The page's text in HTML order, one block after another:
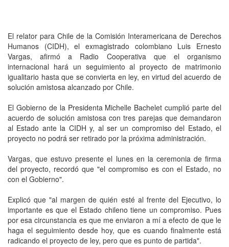
El relator para Chile de la Comisión Interamericana de Derechos
Humanos (CIDH), el exmagistrado colombiano Luis Ernesto
Vargas, afirmó a Radio Cooperativa que el organismo
internacional hará un seguimiento al proyecto de matrimonio
igualitario hasta que se convierta en ley, en virtud del acuerdo de
solución amistosa alcanzado por Chile.
El Gobierno de la Presidenta Michelle Bachelet cumplió parte del
acuerdo de solución amistosa con tres parejas que demandaron
al Estado ante la CIDH y, al ser un compromiso del Estado, el
proyecto no podrá ser retirado por la próxima administración.
Vargas, que estuvo presente el lunes en la ceremonia de firma
del proyecto, recordó que "el compromiso es con el Estado, no
con el Gobierno".
Explicó que "al margen de quién esté al frente del Ejecutivo, lo
importante es que el Estado chileno tiene un compromiso. Pues
por esa circunstancia es que me enviaron a mí a efecto de que le
haga el seguimiento desde hoy, que es cuando finalmente está
radicando el proyecto de ley, pero que es punto de partida".